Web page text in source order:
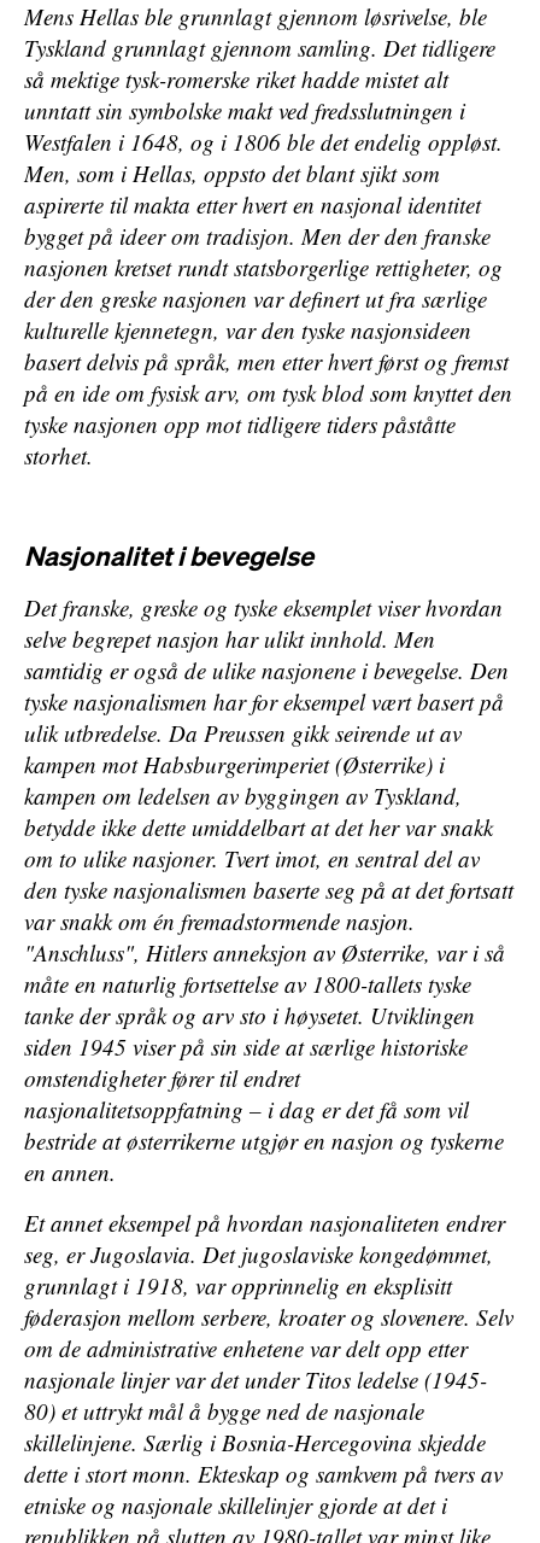
Mens Hellas ble grunnlagt gjennom løsrivelse, ble
Tyskland grunnlagt gjennom samling. Det tidligere
så mektige tysk-romerske riket hadde mistet alt
unntatt sin symbolske makt ved fredsslutningen i
Westfalen i 1648, og i 1806 ble det endelig oppløst.
Men, som i Hellas, oppsto det blant sjikt som
aspirerte til makta etter hvert en nasjonal identitet
bygget på ideer om tradisjon. Men der den franske
nasjonen kretset rundt statsborgerlige rettigheter, og
der den greske nasjonen var definert ut fra særlige
kulturelle kjennetegn, var den tyske nasjonsideen
basert delvis på språk, men etter hvert først og fremst
på en ide om fysisk arv, om tysk blod som knyttet den
tyske nasjonen opp mot tidligere tiders påståtte
storhet.
Nasjonalitet i bevegelse
Det franske, greske og tyske eksemplet viser hvordan
selve begrepetnasjon har ulikt innhold. Men
samtidig er også de ulike nasjonene i bevegelse. Den
tyske nasjonalismen har for eksempel vært basert på
ulik utbredelse. Da Preussen gikk seirende ut av
kampen mot Habsburgerimperiet (Østerrike) i
kampen om ledelsen av byggingen av Tyskland,
betydde ikke dette umiddelbart at det her var snakk
om to ulike nasjoner. Tvert imot, en sentral del av
den tyske nasjonalismen baserte seg på at det fortsatt
var snakk om én fremadstormende nasjon.
"Anschluss", Hitlers anneksjon av Østerrike, var i så
måte en naturlig fortsettelse av 1800-tallets tyske
tanke der språk og arv sto i høysetet. Utviklingen
siden 1945 viser på sin side at særlige historiske
omstendigheter fører til endret
nasjonalitetsoppfatning – i dag er det få som vil
bestride at østerrikerne utgjør en nasjon og tyskerne
en annen.
Et annet eksempel på hvordan nasjonaliteten endrer
seg, er Jugoslavia. Det jugoslaviske kongedømmet,
grunnlagt i 1918, var opprinnelig en eksplisitt
føderasjon mellom serbere, kroater og slovenere. Selv
om de administrative enhetene var delt opp etter
nasjonale linjer var det under Titos ledelse (1945-
80) et uttrykt mål å bygge ned de nasjonale
skillelinjene. Særlig i Bosnia-Hercegovina skjedde
dette i stort monn. Ekteskap og samkvem på tvers av
etniske og nasjonale skillelinjer gjorde at det i
republikken på slutten av 1980-tallet var minst like